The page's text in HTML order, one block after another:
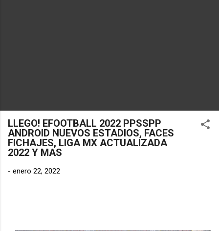
LLEGO! EFOOTBALL 2022 PPSSPP
ANDROID NUEVOS ESTADIOS, FACES
FICHAJES, LIGA MX ACTUALIZADA
2022 Y MAS
- enero 22, 2022